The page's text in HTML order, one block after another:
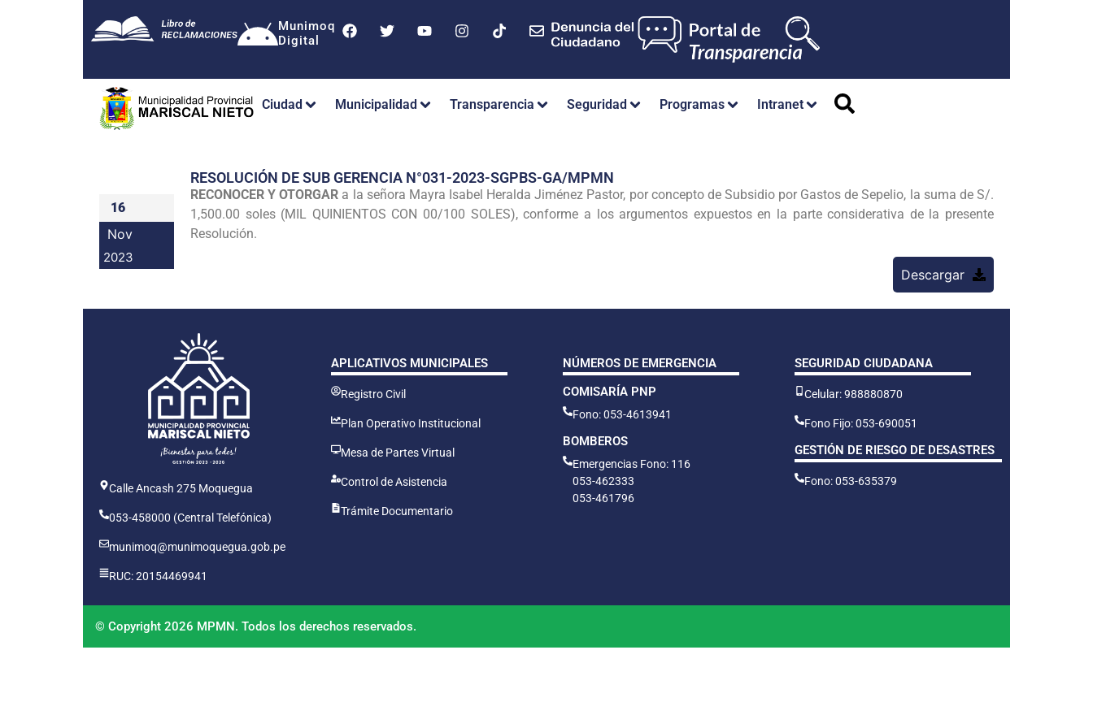
Munimoq
Digital
Ciudad Municipalidad Transparencia Seguridad Programas Intranet
16
Nov
2023
RESOLUCIÓN DE SUB GERENCIA N°031-2023-SGPBS-GA/MPMN
RECONOCER Y OTORGAR a la señora Mayra Isabel Heralda Jiménez Pastor, por concepto de Subsidio por Gastos de Sepelio, la suma de S/.
1,500.00 soles (MIL QUINIENTOS CON 00/100 SOLES), conforme a los argumentos expuestos en la parte considerativa de la presente
Resolución.
Descargar
Calle Ancash 275 Moquegua
053-458000 (Central Telefónica)
munimoq@munimoquegua.gob.pe
RUC: 20154469941
APLICATIVOS MUNICIPALES
Registro Civil
Plan Operativo Institucional
Mesa de Partes Virtual
Control de Asistencia
Trámite Documentario
NÚMEROS DE EMERGENCIA
COMISARÍA PNP
Fono: 053-4613941
BOMBEROS
Emergencias Fono: 116
053-462333
053-461796
SEGURIDAD CIUDADANA
Celular: 988880870
Fono Fijo: 053-690051
GESTIÓN DE RIESGO DE DESASTRES
Fono: 053-635379
© Copyright 2026 MPMN. Todos los derechos reservados.